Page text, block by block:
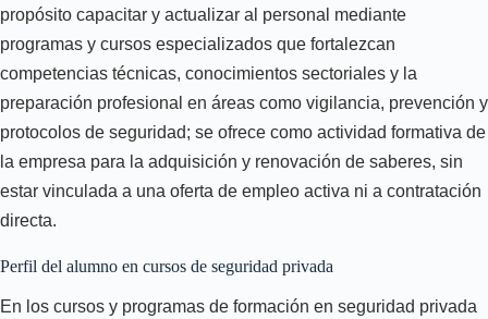
propósito capacitar y actualizar al personal mediante
programas y cursos especializados que fortalezcan
competencias técnicas, conocimientos sectoriales y la
preparación profesional en áreas como vigilancia, prevención y
protocolos de seguridad; se ofrece como actividad formativa de
la empresa para la adquisición y renovación de saberes, sin
estar vinculada a una oferta de empleo activa ni a contratación
directa.
Perfil del alumno en cursos de seguridad privada
En los cursos y programas de formación en seguridad privada